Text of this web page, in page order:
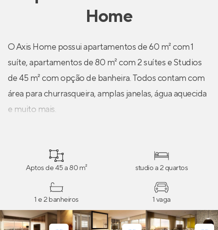
Home
O Axis Home possui apartamentos de 60 m² com 1
suíte, apartamentos de 80 m² com 2 suítes e Studios
de 45 m² com opção de banheira. Todos contam com
área para churrasqueira, amplas janelas, água aquecida
e muito mais.
Aptos de 45 a 80 m² studio a 2 quartos
1 e 2 banheiros 1 vaga